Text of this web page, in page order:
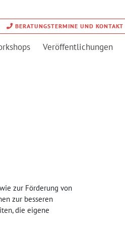
BERATUNGSTERMINE UND KONTAKT
Veröffentlichungen
zur Förderung von
zur besseren
die eigene